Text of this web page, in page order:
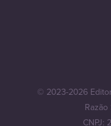
© 2023-2026
CNPJ: